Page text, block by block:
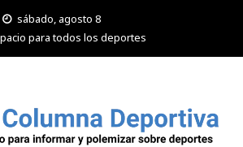
sábado, agosto 8
para todos los deportes